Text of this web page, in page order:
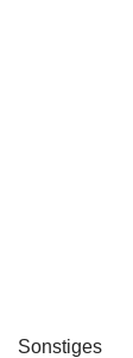
Sonstiges